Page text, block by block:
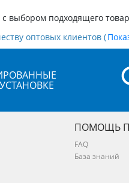
выбором подходящего
оптовых клиентов (
ПОМОЩЬ
FAQ
База знаний